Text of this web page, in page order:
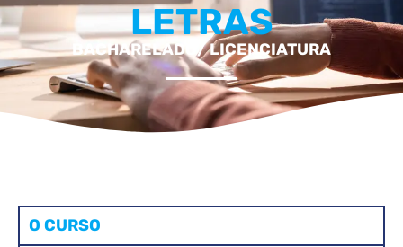
LETRAS
BACHARELADO/ LICENCIATURA
O CURSO